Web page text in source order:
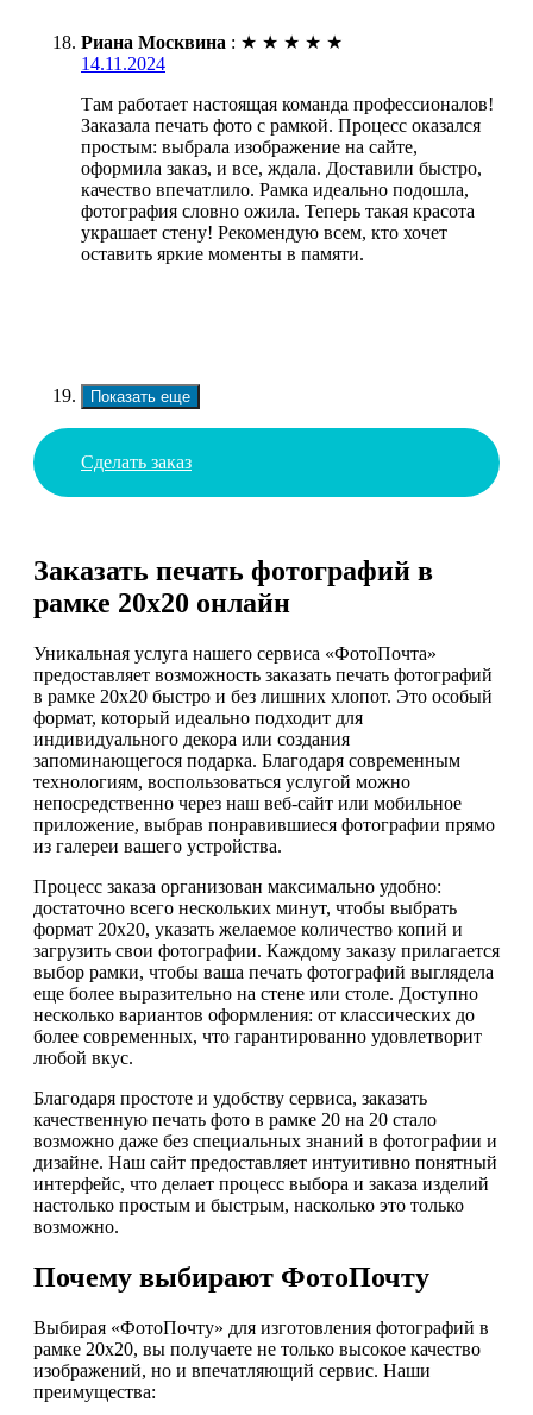
Риана Москвина : ★ ★ ★ ★ ★
14.11.2024
Там работает настоящая команда профессионалов!
Заказала печать фото с рамкой. Процесс оказался
простым: выбрала изображение на сайте,
оформила заказ, и все, ждала. Доставили быстро,
качество впечатлило. Рамка идеально подошла,
фотография словно ожила. Теперь такая красота
украшает стену! Рекомендую всем, кто хочет
оставить яркие моменты в памяти.
Показать еще
Сделать заказ
Заказать печать фотографий в
рамке 20х20 онлайн
Уникальная услуга нашего сервиса «ФотоПочта»
предоставляет возможность заказать печать фотографий
в рамке 20х20 быстро и без лишних хлопот. Это особый
формат, который идеально подходит для
индивидуального декора или создания
запоминающегося подарка. Благодаря современным
технологиям, воспользоваться услугой можно
непосредственно через наш веб-сайт или мобильное
приложение, выбрав понравившиеся фотографии прямо
из галереи вашего устройства.
Процесс заказа организован максимально удобно:
достаточно всего нескольких минут, чтобы выбрать
формат 20х20, указать желаемое количество копий и
загрузить свои фотографии. Каждому заказу прилагается
выбор рамки, чтобы ваша печать фотографий выглядела
еще более выразительно на стене или столе. Доступно
несколько вариантов оформления: от классических до
более современных, что гарантированно удовлетворит
любой вкус.
Благодаря простоте и удобству сервиса, заказать
качественную печать фото в рамке 20 на 20 стало
возможно даже без специальных знаний в фотографии и
дизайне. Наш сайт предоставляет интуитивно понятный
интерфейс, что делает процесс выбора и заказа изделий
настолько простым и быстрым, насколько это только
возможно.
Почему выбирают ФотоПочту
Выбирая «ФотоПочту» для изготовления фотографий в
рамке 20х20, вы получаете не только высокое качество
изображений, но и впечатляющий сервис. Наши
преимущества: